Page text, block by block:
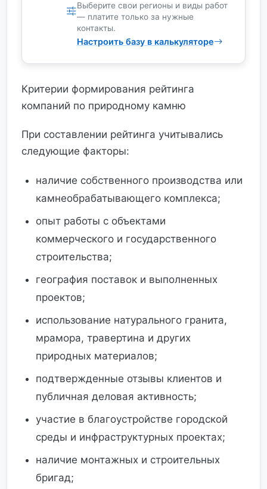
Выберите свои регионы и виды работ
— платите только за нужные
контакты.
Настроить базу в калькуляторе
Критерии формирования рейтинга
компаний по природному камню
При составлении рейтинга учитывались
следующие факторы:
наличие собственного производства или
камнеобрабатывающего комплекса;
опыт работы с объектами
коммерческого и государственного
строительства;
география поставок и выполненных
проектов;
использование натурального гранита,
мрамора, травертина и других
природных материалов;
подтвержденные отзывы клиентов и
публичная деловая активность;
участие в благоустройстве городской
среды и инфраструктурных проектах;
наличие монтажных и строительных
бригад;